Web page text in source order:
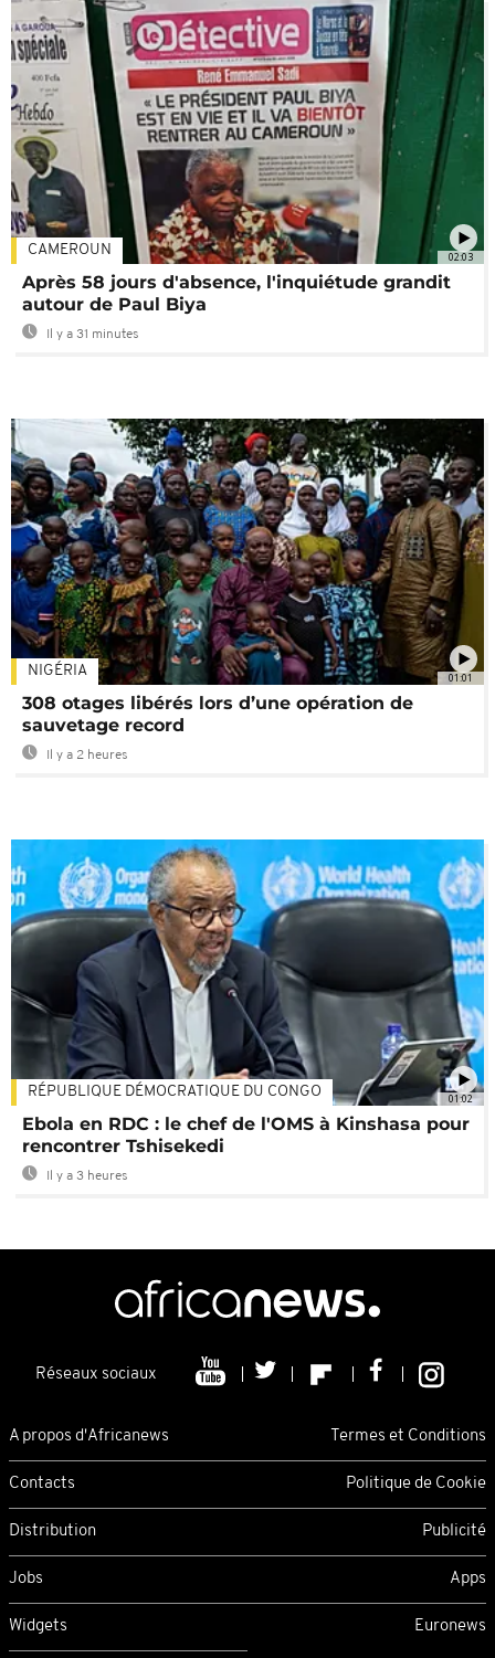
02:03
CAMEROUN
Après 58 jours d'absence, l'inquiétude grandit
autour de Paul Biya
Il y a 31 minutes
01:01
NIGÉRIA
308 otages libérés lors d’une opération de
sauvetage record
Il y a 2 heures
01:02
RÉPUBLIQUE DÉMOCRATIQUE DU CONGO
Ebola en RDC : le chef de l'OMS à Kinshasa pour
rencontrer Tshisekedi
Il y a 3 heures
Réseaux sociaux
A propos d'Africanews Termes et Conditions
Contacts Politique de Cookie
Distribution Publicité
Jobs Apps
Widgets Euronews